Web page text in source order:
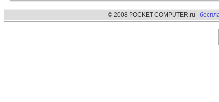
© 2008 POCKET-COMPUTER.ru -